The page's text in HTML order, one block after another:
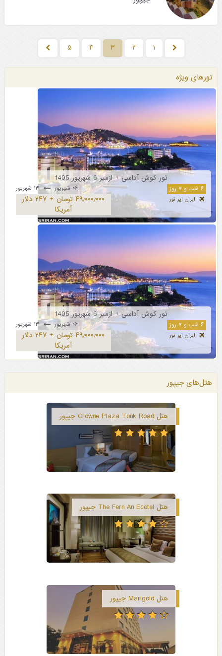
۱ ۲ ۳ ۴ ۵
تورهای ویژه
تور کوش آداسی + ازمیر 6 شهریور 1405
۶ شب و ۷ روز ۰۶ شهریور ۱۳ شهریور
ایران ایر تور
۴۹٫۰۰۰٫۰۰۰ تومان + ۲۴۷ دلار
آمریکا
تور کوش آداسی + ازمیر 6 شهریور 1405
۶ شب و ۷ روز ۰۶ شهریور ۱۳ شهریور
ایران ایر تور
۴۹٫۰۰۰٫۰۰۰ تومان + ۲۴۷ دلار
آمریکا
هتل‌های جیپور
هتل Crowne Plaza Tonk Road جیپور
هتل The Fern An Ecotel جیپور
هتل Marigold جیپور